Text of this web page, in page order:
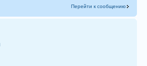
Перейти к сообщению